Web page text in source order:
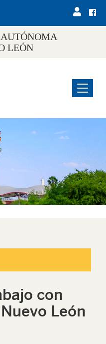
LEÓN
Menu
con
León